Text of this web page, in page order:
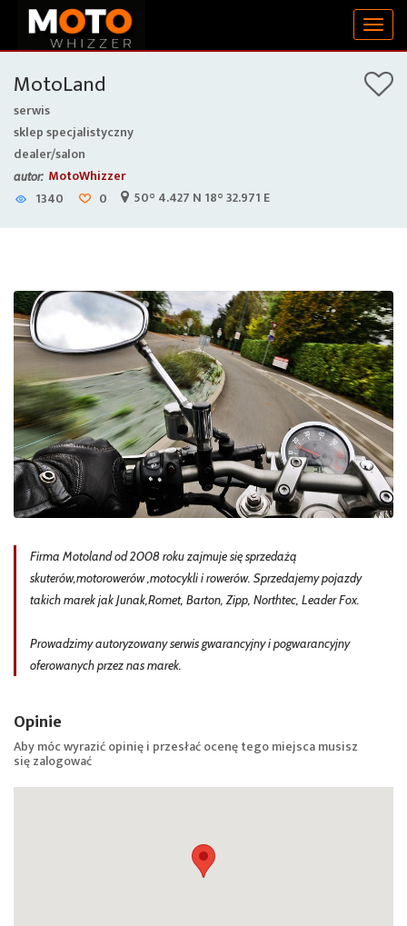
MotoLand
serwis
sklep specjalistyczny
dealer/salon
autor: MotoWhizzer
1340
0 50° 4.427 N 18° 32.971 E
Firma Motoland od 2008 roku zajmuje się sprzedażą
skuterów,motorowerów ,motocykli i rowerów. Sprzedajemy pojazdy
takich marek jak Junak,Romet, Barton, Zipp, Northtec, Leader Fox.
Prowadzimy autoryzowany serwis gwarancyjny i pogwarancyjny
oferowanych przez nas marek.
Opinie
Aby móc wyrazić opinię i przesłać ocenę tego miejsca musisz
sięzalogować